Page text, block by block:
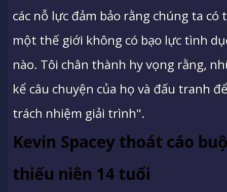
các nỗ lực đảm bảo rằng chúng ta
một thế giới không có bạo lực tình
nào. Tôi chân thành hy vọng rằng,
kể câu chuyện của họ và đấu tranh
trách nhiệm giải trình".
Kevin Spacey thoát cáo
thiếu niên 14 tuổi